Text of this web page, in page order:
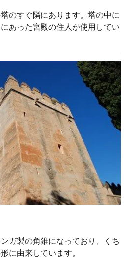
のすぐ隣にあります。塔の中に
あった宮殿の住人が使用してい
ガ製の角錐になっており、くち
に由来しています。